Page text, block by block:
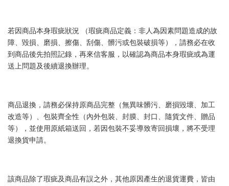
若因商品本身瑕疵狀況 （瑕疵商品定義：非人為因素問題造成的故
障、毀損、磨損、擦傷、刮傷、髒污或包裝破損等），請務必在收
到商品後先拍照記錄，再來信客服，以確認為商品本身瑕疵或為運
送上問題及後續退換辦理。
商品退換，請務必保持原商品完整（無異味髒污、磨損毀壞、加工
改造等）、包裝齊全性（內外包裝、封膜、封口、隨貨文件、贈品
等），並使用原紙箱送回，若因包裝不妥導致寄回損壞，將不受理
退換貨申請。
該商品除了瑕疵及商品有誤之外，其他原因產生的退貨運費，皆由